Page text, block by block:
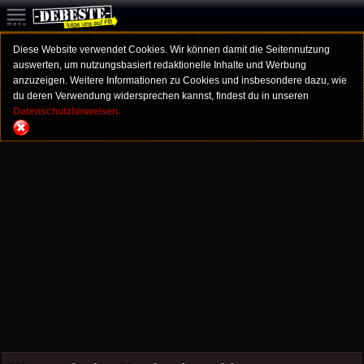
Diese Website verwendet Cookies. Wir können damit die Seitennutzung
auswerten, um nutzungsbasiert redaktionelle Inhalte und Werbung
anzuzeigen. Weitere Informationen zu Cookies und insbesondere dazu, wie
du deren Verwendung widersprechen kannst, findest du in unseren
Datenschutzhinweisen.